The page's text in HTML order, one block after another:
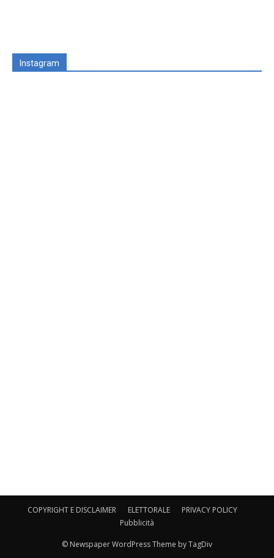
Instagram
COPYRIGHT E DISCLAIMER ELETTORALE
PRIVACY POLICY
Pubblicità
© Newspaper WordPress Theme by TagDiv